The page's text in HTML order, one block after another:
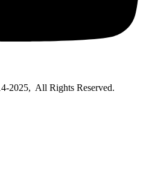
2025, All Rights Reserved.